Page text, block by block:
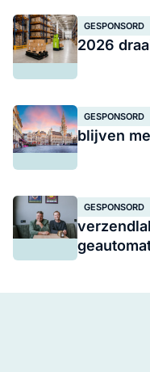
GESPONSORD
2026
GESPONSORD
blijven
GESPONSORD